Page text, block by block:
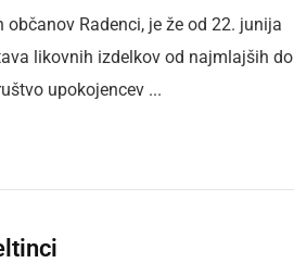
občanov Radenci, je že od 22. junija
likovnih izdelkov od najmlajših do
upokojencev ...